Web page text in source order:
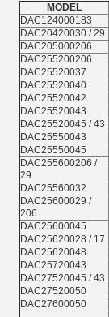
MODEL
DAC124000183
DAC20420030 / 29
DAC205000206
DAC255200206
DAC25520037
DAC25520040
DAC25520042
DAC25520043
DAC25520045 / 43
DAC25550043
DAC25550045
DAC255600206 /
29
DAC25560032
DAC25600029 /
206
DAC25600045
DAC25620028 / 17
DAC25620048
DAC25720043
DAC27520045 / 43
DAC27520050
DAC27600050